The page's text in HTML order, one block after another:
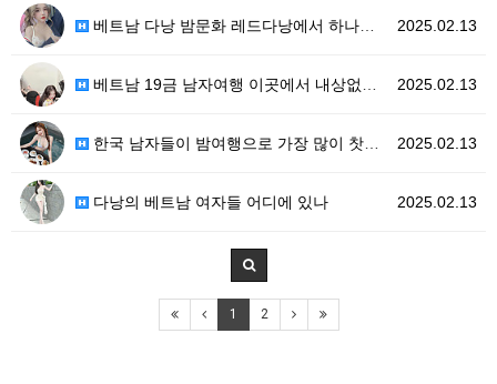
2025.02.13
베트남 다낭 밤문화 레드다낭에서 하나부터 열까지 책임져…
2025.02.13
베트남 19금 남자여행 이곳에서 내상없이 이용해보세요
2025.02.13
한국 남자들이 밤여행으로 가장 많이 찻는 베트남지역!
2025.02.13
다낭의 베트남 여자들 어디에 있나
1 2